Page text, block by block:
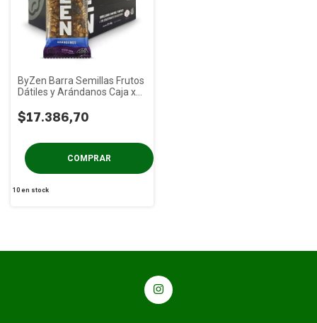
ByZen Barra Semillas Frutos
Dátiles y Arándanos Caja x
$17.386,70
10en stock